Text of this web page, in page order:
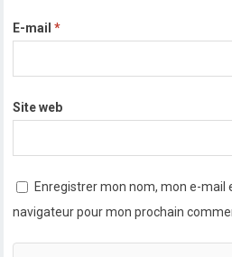
E-mail*
Site web
Enregistrer mon nom, mon e-mail
navigateur pour mon prochain